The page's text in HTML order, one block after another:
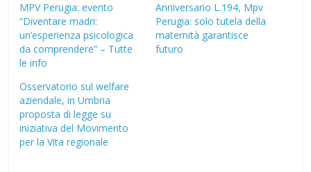
MPV Perugia: evento
“Diventare madri:
un’esperienza psicologica
da comprendere” – Tutte
le info
Anniversario L.194, Mpv
Perugia: solo tutela della
maternità garantisce
futuro
Osservatorio sul welfare
aziendale, in Umbria
proposta di legge su
iniziativa del Movimento
per la Vita regionale